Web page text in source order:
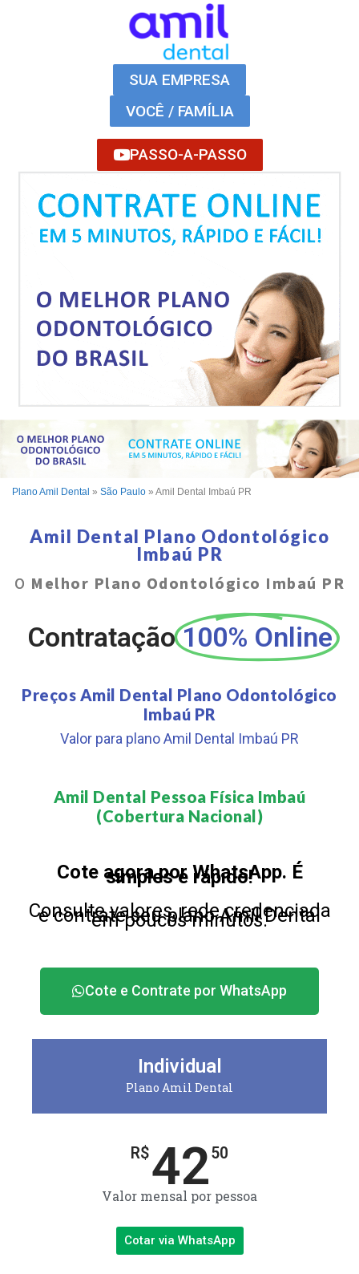
SUA EMPRESA
VOCÊ / FAMÍLIA
PASSO-A-PASSO
Plano Amil Dental » São Paulo » Amil Dental Imbaú PR
Amil Dental Plano Odontológico
Imbaú PR
O Melhor Plano Odontológico Imbaú PR
Contratação 100% Online
Preços Amil Dental Plano Odontológico
Imbaú PR
Valor para plano Amil Dental Imbaú PR
Amil Dental Pessoa Física Imbaú
(Cobertura Nacional)​
Cote agora por WhatsApp. É
simples e rápido!
Consulte valores, rede credenciada
e contrate seu plano Amil Dental
em poucos minutos.
Cote e Contrate por WhatsApp
Individual
Plano Amil Dental
R$4250
Valor mensal por pessoa
Cotar via WhatsApp